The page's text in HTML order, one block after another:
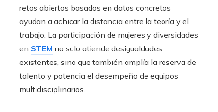
retos abiertos basados en datos concretos
ayudan a achicar la distancia entre la teoría y el
trabajo. La participación de mujeres y diversidades
en STEM no solo atiende desigualdades
existentes, sino que también amplía la reserva de
talento y potencia el desempeño de equipos
multidisciplinarios.